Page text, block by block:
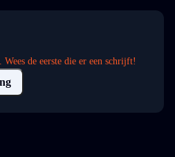
de eerste die er een schrijft!